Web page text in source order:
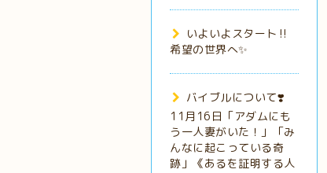
いよいよスタート‼️
希望の世界へ✨
バイブルについて❣️
11月16日「アダムにも
う一人妻がいた！」「み
んなに起こっている奇
跡」《あるを証明する人